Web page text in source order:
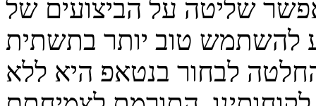
שליטה על הביצועים של
להשתמש טוב יותר בתשתית
לבחור בנטאפ היא ללא